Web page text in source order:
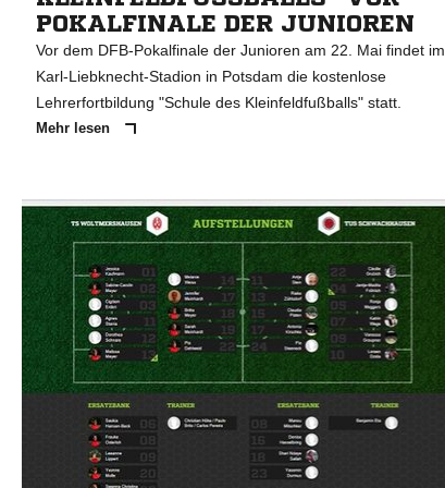
OKALFINALE DER JUNIOREN
Vor dem DFB-Pokalfinale der Junioren am 22. Mai findet im
Karl-Liebknecht-Stadion in Potsdam die kostenlose
Lehrerfortbildung "Schule des Kleinfeldfußballs" statt.
Mehr lesen